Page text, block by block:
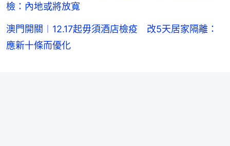
檢：內地或將放寬
澳門開關︱12.17起毋須酒店檢疫 改5天居家隔離：
應新十條而優化